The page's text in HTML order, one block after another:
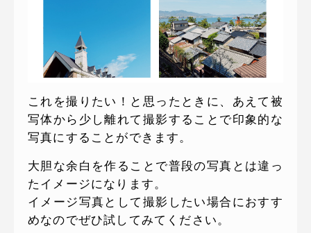
これを撮りたい！と思ったときに、あえて被
写体から少し離れて撮影することで印象的な
写真にすることができます。
大胆な余白を作ることで普段の写真とは違っ
たイメージになります。
イメージ写真として撮影したい場合におすす
めなのでぜひ試してみてください。